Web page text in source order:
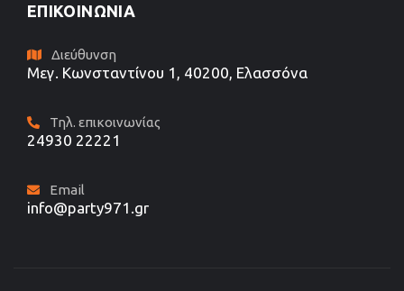
ΕΠΙΚΟΙΝΩΝΊΑ
Διεύθυνση
Μεγ. Κωνσταντίνου 1, 40200, Ελασσόνα
Τηλ. επικοινωνίας
24930 22221
Email
info@party971.gr